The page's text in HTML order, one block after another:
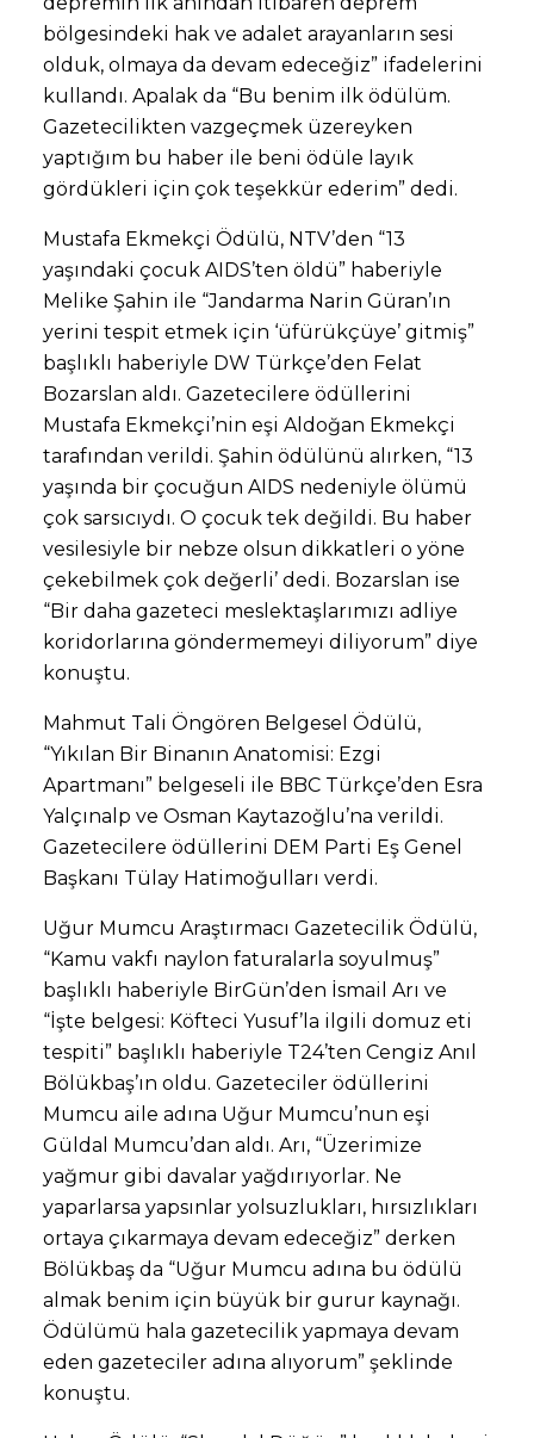
bölgesindeki hak ve adalet arayanların sesi
olduk, olmaya da devam edeceğiz” ifadelerini
kullandı. Apalak da “Bu benim ilk ödülüm.
Gazetecilikten vazgeçmek üzereyken
yaptığım bu haber ile beni ödüle layık
gördükleri için çok teşekkür ederim” dedi.
Mustafa Ekmekçi Ödülü, NTV’den “13
yaşındaki çocuk AIDS’ten öldü” haberiyle
Melike Şahin ile “Jandarma Narin Güran’ın
yerini tespit etmek için ‘üfürükçüye’ gitmiş”
başlıklı haberiyle DW Türkçe’den Felat
Bozarslan aldı. Gazetecilere ödüllerini
Mustafa Ekmekçi’nin eşi Aldoğan Ekmekçi
tarafından verildi. Şahin ödülünü alırken, “13
yaşında bir çocuğun AIDS nedeniyle ölümü
çok sarsıcıydı. O çocuk tek değildi. Bu haber
vesilesiyle bir nebze olsun dikkatleri o yöne
çekebilmek çok değerli’ dedi. Bozarslan ise
“Bir daha gazeteci meslektaşlarımızı adliye
koridorlarına göndermemeyi diliyorum” diye
konuştu.
Mahmut Tali Öngören Belgesel Ödülü,
“Yıkılan Bir Binanın Anatomisi: Ezgi
Apartmanı” belgeseli ile BBC Türkçe’den Esra
Yalçınalp ve Osman Kaytazoğlu’na verildi.
Gazetecilere ödüllerini DEM Parti Eş Genel
Başkanı Tülay Hatimoğulları verdi.
Uğur Mumcu Araştırmacı Gazetecilik Ödülü,
“Kamu vakfı naylon faturalarla soyulmuş”
başlıklı haberiyle BirGün’den İsmail Arı ve
“İşte belgesi: Köfteci Yusuf’la ilgili domuz eti
tespiti” başlıklı haberiyle T24’ten Cengiz Anıl
Bölükbaş’ın oldu. Gazeteciler ödüllerini
Mumcu aile adına Uğur Mumcu’nun eşi
Güldal Mumcu’dan aldı. Arı, “Üzerimize
yağmur gibi davalar yağdırıyorlar. Ne
yaparlarsa yapsınlar yolsuzlukları, hırsızlıkları
ortaya çıkarmaya devam edeceğiz” derken
Bölükbaş da “Uğur Mumcu adına bu ödülü
almak benim için büyük bir gurur kaynağı.
Ödülümü hala gazetecilik yapmaya devam
eden gazeteciler adına alıyorum” şeklinde
konuştu.